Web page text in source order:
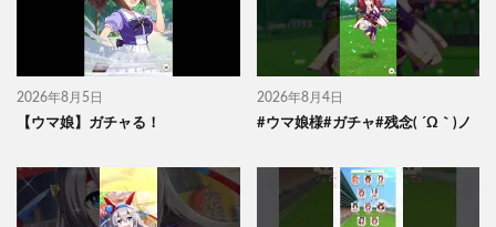
2026年8月5日
【ウマ娘】ガチャる！
2026年8月4日
#ウマ娘様#ガチャ#残念( ´Ω｀)ノ